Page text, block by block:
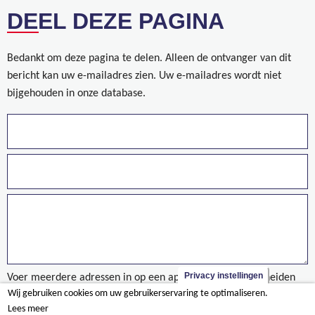
DEEL DEZE PAGINA
Bedankt om deze pagina te delen. Alleen de ontvanger van dit
bericht kan uw e-mailadres zien. Uw e-mailadres wordt niet
bijgehouden in onze database.
Voer meerdere adressen in op een aparte regels of gescheiden
door een komma.
Privacy instellingen
Wij gebruiken cookies om uw gebruikerservaring te optimaliseren.
Lees meer